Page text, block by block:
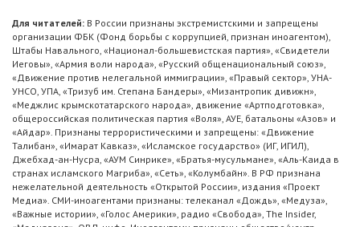
Для читателей: В России признаны экстремистскими и запрещены
организации ФБК (Фонд борьбы с коррупцией, признан иноагентом),
Штабы Навального, «Национал-большевистская партия», «Свидетели
Иеговы», «Армия воли народа», «Русский общенациональный союз»,
«Движение против нелегальной иммиграции», «Правый сектор», УНА-
УНСО, УПА, «Тризуб им. Степана Бандеры», «Мизантропик дивижн»,
«Меджлис крымскотатарского народа», движение «Артподготовка»,
общероссийская политическая партия «Воля», АУЕ, батальоны «Азов» и
«Айдар». Признаны террористическими и запрещены: «Движение
Талибан», «Имарат Кавказ», «Исламское государство» (ИГ, ИГИЛ),
Джебхад-ан-Нусра, «АУМ Синрике», «Братья-мусульмане», «Аль-Каида в
странах исламского Магриба», «Сеть», «Колумбайн». В РФ признана
нежелательной деятельность «Открытой России», издания «Проект
Медиа». СМИ-иноагентами признаны: телеканал «Дождь», «Медуза»,
«Важные истории», «Голос Америки», радио «Свобода», The Insider,